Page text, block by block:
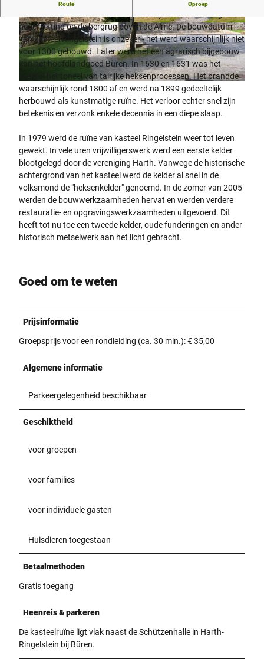
© Kreis Paderborn, Anny Woehning | CC-BY-SA
© Teutoburger Wald Tourismus, P. Gawandtka © Teutoburger Wald Tourismus, P. Gawandtka
Route Oproep
nederzetting op de bergrug boven de Alme. De bouwdatum
van kasteel Ringelstein is onzeker - het werd waarschijnlijk niet
voor 1300 gebouwd. Later werd het een agrarisch bijgebouw
van het hoofdlandgoed Büren. In 1630 en 1631 was het
kasteel het toneel van talrijke heksenprocessen. Het brandde
waarschijnlijk rond 1800 af en werd na 1899 gedeeltelijk
herbouwd als kunstmatige ruïne. Het verloor echter snel zijn
betekenis en verzonk enkele decennia in een diepe slaap.
In 1979 werd de ruïne van kasteel Ringelstein weer tot leven
gewekt. In vele uren vrijwilligerswerk werd een eerste kelder
blootgelegd door de vereniging Harth. Vanwege de historische
achtergrond van het kasteel werd de kelder al snel in de
volksmond de "heksenkelder" genoemd. In de zomer van 2005
werden de bouwwerkzaamheden hervat en werden verdere
restauratie- en opgravingswerkzaamheden uitgevoerd. Dit
heeft tot nu toe een tweede kelder, oude funderingen en ander
historisch metselwerk aan het licht gebracht.
Goed om te weten
Prijsinformatie
Groepsprijs voor een rondleiding (ca. 30 min.): € 35,00
Algemene informatie
Parkeergelegenheid beschikbaar
Geschiktheid
voor groepen
voor families
voor individuele gasten
Huisdieren toegestaan
Betaalmethoden
Gratis toegang
Heenreis & parkeren
De kasteelruïne ligt vlak naast de Schützenhalle in Harth-
Ringelstein bij Büren.